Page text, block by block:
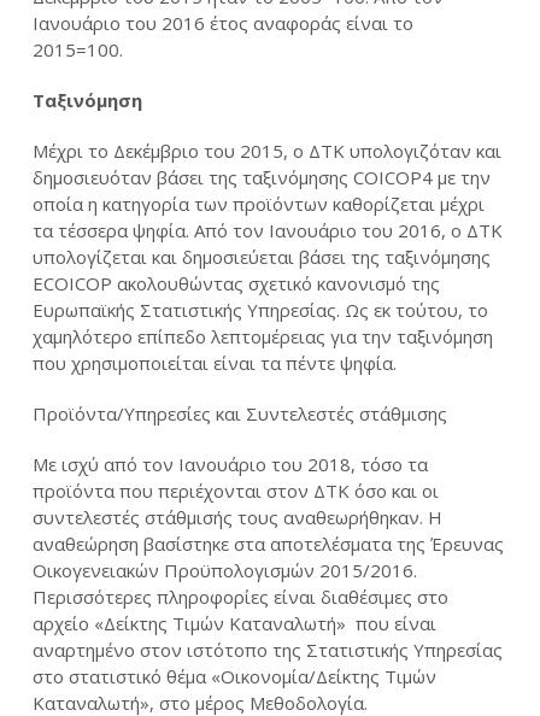
Ιανουάριο του 2016 έτος αναφοράς είναι το
2015=100.
Ταξινόμηση
Μέχρι το Δεκέμβριο του 2015, ο ΔΤΚ υπολογιζόταν και
δημοσιευόταν βάσει της ταξινόμησης COICOP4 με την
οποία η κατηγορία των προϊόντων καθορίζεται μέχρι
τα τέσσερα ψηφία. Από τον Ιανουάριο του 2016, ο ΔΤΚ
υπολογίζεται και δημοσιεύεται βάσει της ταξινόμησης
ECOICOP ακολουθώντας σχετικό κανονισμό της
Ευρωπαϊκής Στατιστικής Υπηρεσίας. Ως εκ τούτου, το
χαμηλότερο επίπεδο λεπτομέρειας για την ταξινόμηση
που χρησιμοποιείται είναι τα πέντε ψηφία.
Προϊόντα/Υπηρεσίες και Συντελεστές στάθμισης
Με ισχύ από τον Ιανουάριο του 2018, τόσο τα
προϊόντα που περιέχονται στον ΔΤΚ όσο και οι
συντελεστές στάθμισής τους αναθεωρήθηκαν. Η
αναθεώρηση βασίστηκε στα αποτελέσματα της Έρευνας
Οικογενειακών Προϋπολογισμών 2015/2016.
Περισσότερες πληροφορίες είναι διαθέσιμες στο
αρχείο «Δείκτης Τιμών Καταναλωτή» που είναι
αναρτημένο στον ιστότοπο της Στατιστικής Υπηρεσίας
στο στατιστικό θέμα «Οικονομία/Δείκτης Τιμών
Καταναλωτή», στο μέρος Μεθοδολογία.